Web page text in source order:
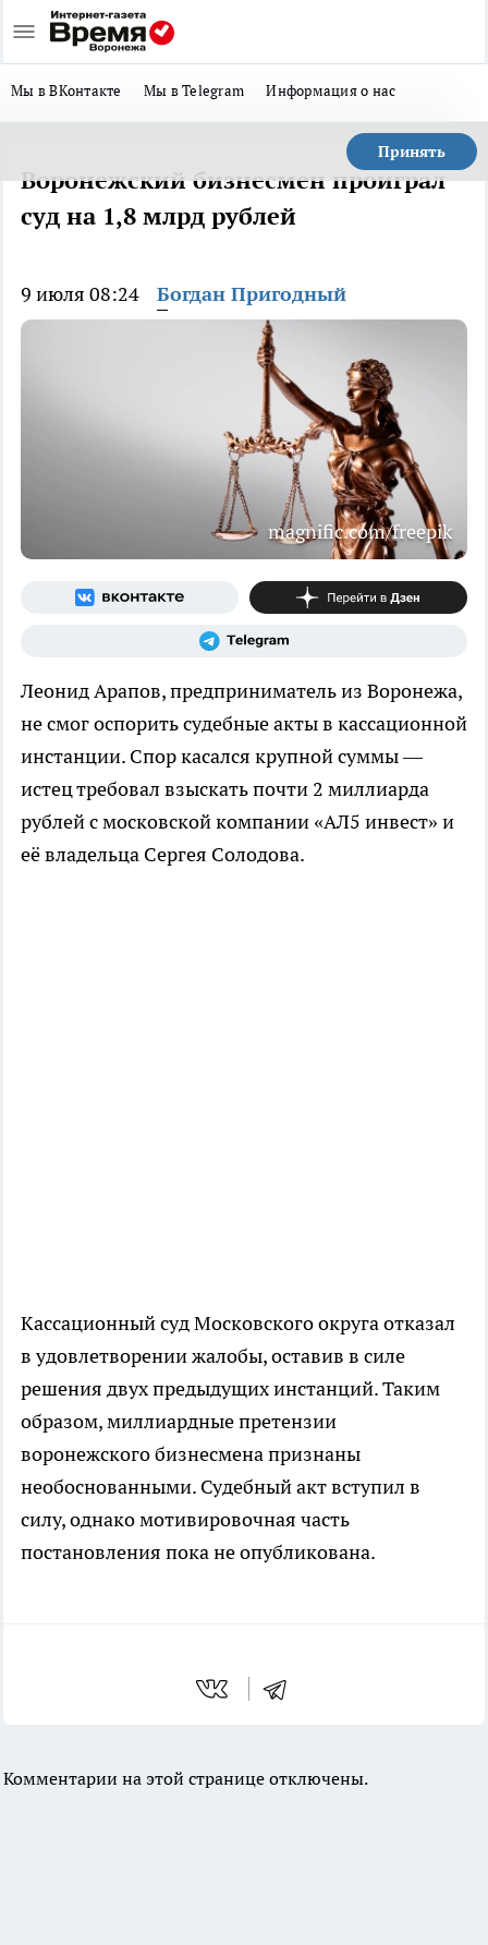
Мы в ВКонтакте Мы в Telegram Информация о нас
Принять
Воронежский бизнесмен проиграл
суд на 1,8 млрд рублей
9 июля 08:24 Богдан Пригодный
magnific.com/freepik
Леонид Арапов, предприниматель из Воронежа,
не смог оспорить судебные акты в кассационной
инстанции. Спор касался крупной суммы —
истец требовал взыскать почти 2 миллиарда
рублей с московской компании «АЛ5 инвест» и
её владельца Сергея Солодова.
Кассационный суд Московского округа отказал
в удовлетворении жалобы, оставив в силе
решения двух предыдущих инстанций. Таким
образом, миллиардные претензии
воронежского бизнесмена признаны
необоснованными. Судебный акт вступил в
силу, однако мотивировочная часть
постановления пока не опубликована.
Комментарии на этой странице отключены.